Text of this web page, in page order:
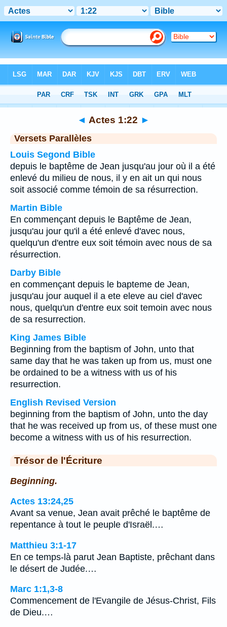
Chapitre 1> Verset 22
◄ Actes 1:22 ►
Versets Parallèles
Louis Segond Bible
depuis le baptême de Jean jusqu'au jour où il a été
enlevé du milieu de nous, il y en ait un qui nous
soit associé comme témoin de sa résurrection.
Martin Bible
En commençant depuis le Baptême de Jean,
jusqu'au jour qu'il a été enlevé d'avec nous,
quelqu'un d'entre eux soit témoin avec nous de sa
résurrection.
Darby Bible
en commençant depuis le bapteme de Jean,
jusqu'au jour auquel il a ete eleve au ciel d'avec
nous, quelqu'un d'entre eux soit temoin avec nous
de sa resurrection.
King James Bible
Beginning from the baptism of John, unto that
same day that he was taken up from us, must one
be ordained to be a witness with us of his
resurrection.
English Revised Version
beginning from the baptism of John, unto the day
that he was received up from us, of these must one
become a witness with us of his resurrection.
Trésor de l'Écriture
Beginning.
Actes 13:24,25
Avant sa venue, Jean avait prêché le baptême de
repentance à tout le peuple d'Israël.…
Matthieu 3:1-17
En ce temps-là parut Jean Baptiste, prêchant dans
le désert de Judée.…
Marc 1:1,3-8
Commencement de l'Evangile de Jésus-Christ, Fils
de Dieu.…